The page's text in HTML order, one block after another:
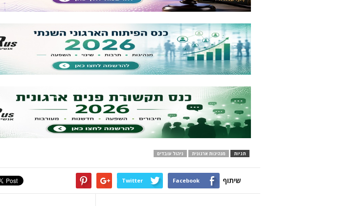
תגיות מנהיגות ארגונית ניהול עובדים
שיתוף Facebook
Twitter